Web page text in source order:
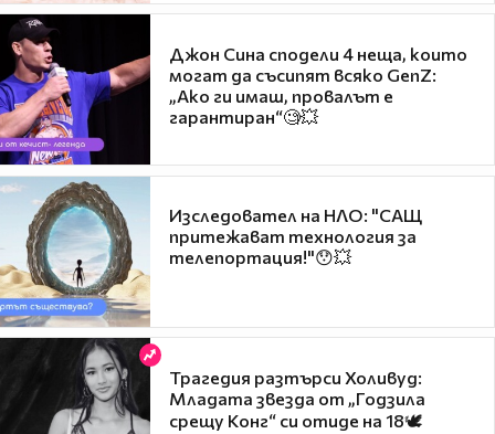
Джон Сина сподели 4 неща, които
могат да съсипят всяко GenZ:
„Ако ги имаш, провалът е
гарантиран“🧐💥
Изследовател на НЛО: "САЩ
притежават технология за
телепортация!"😯💥
Трагедия разтърси Холивуд:
Младата звезда от „Годзила
срещу Конг“ си отиде на 18🕊️